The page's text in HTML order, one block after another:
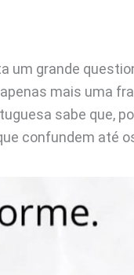
um grande
mais uma
sabe que,
confundem até